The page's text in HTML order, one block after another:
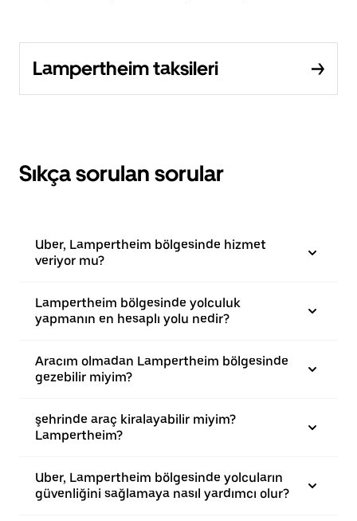
Lampertheim taksileri
Sıkça sorulan sorular
Uber, Lampertheim bölgesinde hizmet
veriyor mu?
Lampertheim bölgesinde yolculuk
yapmanın en hesaplı yolu nedir?
Aracım olmadan Lampertheim bölgesinde
gezebilir miyim?
şehrinde araç kiralayabilir miyim?
Lampertheim?
Uber, Lampertheim bölgesinde yolcuların
güvenliğini sağlamaya nasıl yardımcı olur?